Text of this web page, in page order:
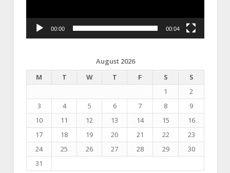
00:00 00:04
August 2026
M
T W T F S
S
1
2
3
4 5 6 7 8
9
10
11 12 13 14 15
16
17
18 19 20 21 22
23
24
25 26 27 28 29
30
31